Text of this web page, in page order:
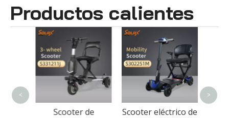
Productos calientes
Scooter de
Scooter eléctrico de
< >